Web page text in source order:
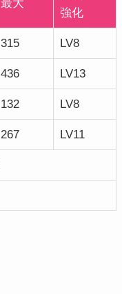
最大
強化
315 LV8
436 LV13
132 LV8
267 LV11